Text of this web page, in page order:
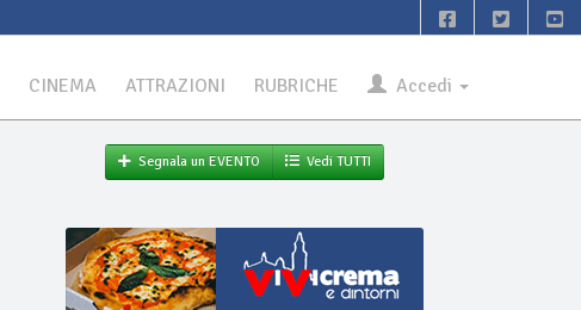
CINEMA ATTRAZIONI RUBRICHE Accedi
Segnala un EVENTO Vedi TUTTI